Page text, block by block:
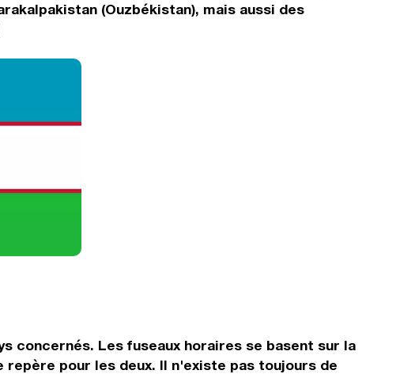
(Ouzbékistan), mais aussi des
concernés. Les fuseaux horaires se basent sur la
repère pour les deux. Il n'existe pas toujours de